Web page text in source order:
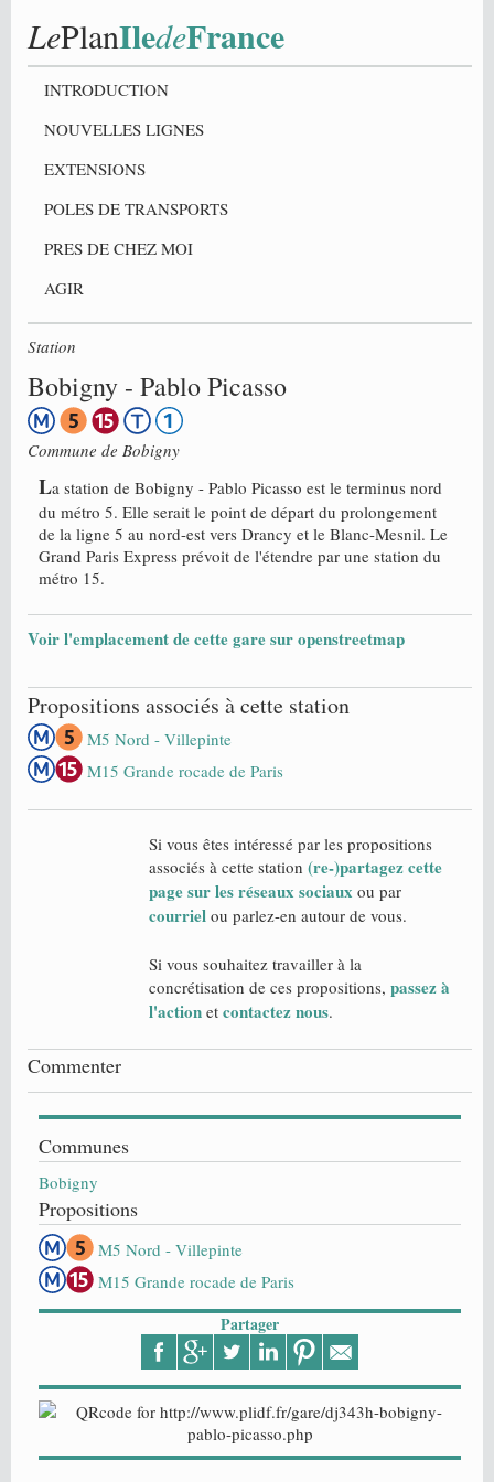
LePlanIledeFrance
INTRODUCTION
NOUVELLES LIGNES
EXTENSIONS
POLES DE TRANSPORTS
PRES DE CHEZ MOI
AGIR
Communes
Bobigny
Propositions
M5 Nord - Villepinte
M15 Grande rocade de Paris
Partager
Station
Bobigny - Pablo Picasso
Commune de Bobigny
La station de Bobigny - Pablo Picasso est le terminus nord
du métro 5. Elle serait le point de départ du prolongement
de la ligne 5 au nord-est vers Drancy et le Blanc-Mesnil. Le
Grand Paris Express prévoit de l'étendre par une station du
métro 15.
Voir l'emplacement de cette gare sur openstreetmap
Propositions associés à cette station
M5 Nord - Villepinte
M15 Grande rocade de Paris
Si vous êtes intéressé par les propositions
associés à cette station (re-)partagez cette
page sur les réseaux sociaux ou par
courriel ou parlez-en autour de vous.
Si vous souhaitez travailler à la
concrétisation de ces propositions, passez à
l'action et contactez nous.
Commenter